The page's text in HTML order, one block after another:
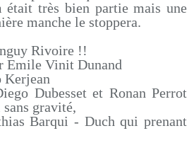
était très bien partie mais une
manche le stoppera.
Rivoire !!
Emile Vinit Dunand
Kerjean
Dubesset et Ronan Perrot
gravité,
Barqui - Duch qui prenant